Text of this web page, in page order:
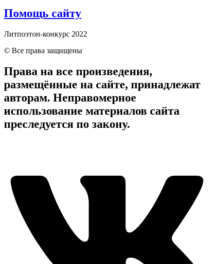
Помощь сайту
Литпоэтон-конкурс 2022
© Все права защищены
Права на все произведения,
размещённые на сайте, принадлежат
авторам. Неправомерное
использование материалов сайта
преследуется по закону.